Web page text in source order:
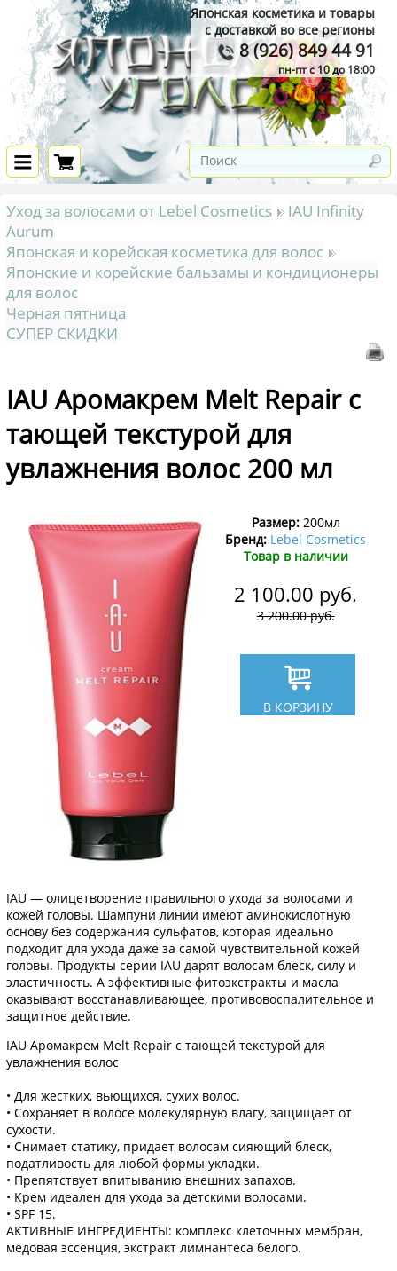
Японская косметика и товары
с доставкой во все регионы
8 (926) 849 44 91
пн-пт с 10 до 18:00
Уход за волосами от Lebel Cosmetics
IAU Infinity
Aurum
Японская и корейская косметика для волос
Японские и корейские бальзамы и кондиционеры
для волос
Черная пятница
СУПЕР СКИДКИ
IAU Аромакрем Melt Repair с
тающей текстурой для
увлажнения волос 200 мл
Размер:200мл
Бренд: Lebel Cosmetics
Товар в наличии
2 100.00 руб.
3 200.00руб.
В КОРЗИНУ
IAU — олицетворение правильного ухода за волосами и
кожей головы. Шампуни линии имеют аминокислотную
основу без содержания сульфатов, которая идеально
подходит для ухода даже за самой чувствительной кожей
головы. Продукты серии IAU дарят волосам блеск, силу и
эластичность. А эффективные фитоэкстракты и масла
оказывают восстанавливающее, противовоспалительное и
защитное действие.
IAU Аромакрем Melt Repair с тающей текстурой для
увлажнения волос
• Для жестких, вьющихся, сухих волос.
• Сохраняет в волосе молекулярную влагу, защищает от
сухости.
• Снимает статику, придает волосам сияющий блеск,
податливость для любой формы укладки.
• Препятствует впитыванию внешних запахов.
• Крем идеален для ухода за детскими волосами.
• SPF 15.
АКТИВНЫЕ ИНГРЕДИЕНТЫ: комплекс клеточных мембран,
медовая эссенция, экстракт лимнантеса белого.